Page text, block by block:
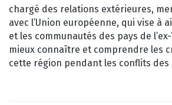
chargé des relations extérieures,
avec l’Union européenne, qui vise à
et les communautés des pays de
mieux connaître et comprendre les
cette région pendant les conflits des